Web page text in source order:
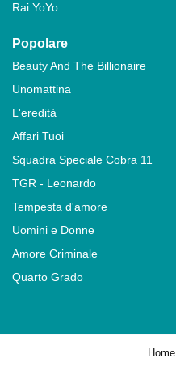
Home
Rai YoYo
Popolare
Beauty And The Billionaire
Unomattina
L'eredità
Affari Tuoi
Squadra Speciale Cobra 11
TGR - Leonardo
Tempesta d'amore
Uomini e Donne
Amore Criminale
Quarto Grado